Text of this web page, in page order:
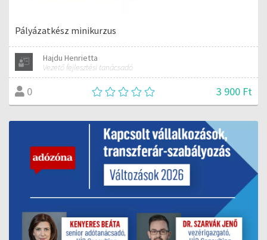
Pályázatkész minikurzus
Hajdu Henrietta
Vezető fejlesztési tanácsadó
0 3 900 Ft